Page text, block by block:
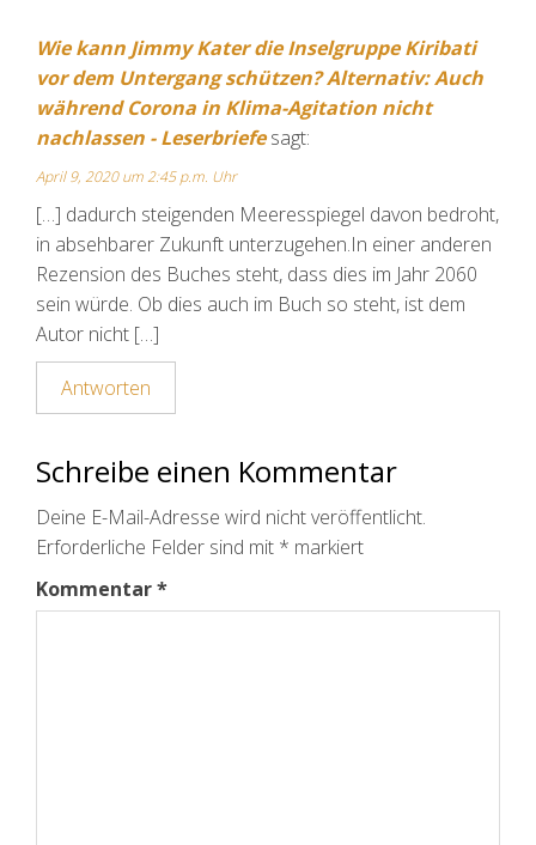
Wie kann Jimmy Kater die Insel­gruppe Kiribati
vor dem Untergang schützen? Alternativ: Auch
während Corona in Klima-Agitation nicht
nachlassen - Leserbriefe sagt:
April 9, 2020 um 2:45 p.m. Uhr
[…] dadurch steigenden Meeresspiegel davon bedroht,
in absehbarer Zukunft unterzugehen.In einer anderen
Rezension des Buches steht, dass dies im Jahr 2060
sein würde. Ob dies auch im Buch so steht, ist dem
Autor nicht […]
Antworten
Schreibe einen Kommentar
Deine E-Mail-Adresse wird nicht veröffentlicht.
Erforderliche Felder sind mit * markiert
Kommentar*